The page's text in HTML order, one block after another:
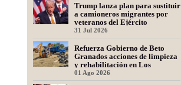
Trump lanza plan para sustituir
a camioneros migrantes por
veteranos del Ejército
31 Jul 2026
Refuerza Gobierno de Beto
Granados acciones de limpieza
y rehabilitación en Los
Presidentes
01 Ago 2026